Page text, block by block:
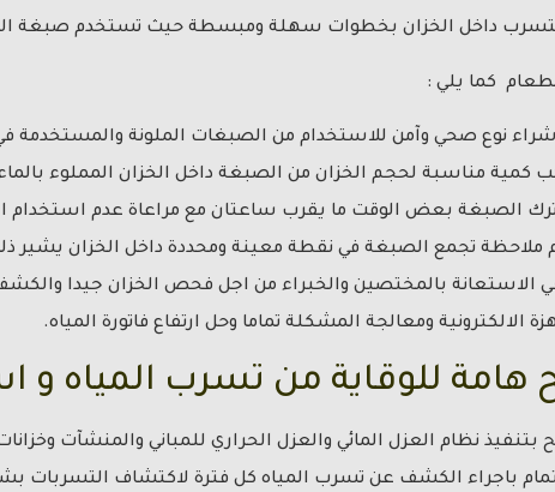
داخل الخزان بخطوات سهلة ومبسطة حيث تستخدم صبغة
كما يلي :
نوع صحي وآمن للاستخدام من الصبغات الملونة
كمية مناسبة لحجم الخزان من الصبغة داخل الخزان المملوء
الصبغة بعض الوقت ما يقرب ساعتان مع مراعاة عدم استخدام
ملاحظة تجمع الصبغة في نقطة معينة ومحددة داخل الخزان يشير
الاستعانة بالمختصين والخبراء من اجل فحص الخزان جيدا
الالكترونية ومعالجة المشكلة تماما وحل ارتفاع فاتورة المياه.
هامة للوقاية من تسرب المياه و
بتنفيذ نظام العزل المائي والعزل الحراري للمباني والمنشآت
باجراء الكشف عن تسرب المياه كل فترة لاكتشاف التسربات